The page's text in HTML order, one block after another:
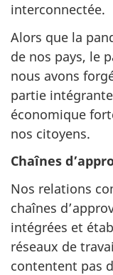
interconnectée.
Alors que la
de nos pays, le
nous avons
partie
économique
nos citoyens.
Chaînes
Nos relations
chaînes
intégrées et
réseaux de
contentent pas